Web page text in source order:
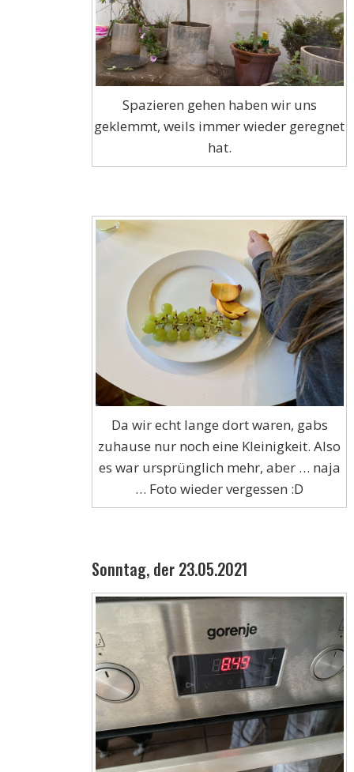
Spazieren gehen haben wir uns
geklemmt, weils immer wieder geregnet
hat.
Da wir echt lange dort waren, gabs
zuhause nur noch eine Kleinigkeit. Also
es war ursprünglich mehr, aber … naja
… Foto wieder vergessen :D
Sonntag, der 23.05.2021